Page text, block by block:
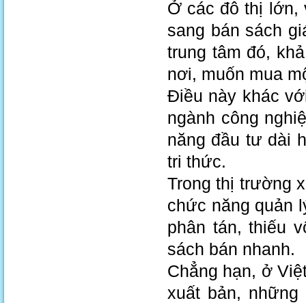
Ở các đô thị lớn,
sang bán sách
trung tâm đó,
nơi, muốn mua
Điều này khác
ngành công
năng đầu tư dài
tri thức.
Trong thị trường
chức năng quản
phân tán, thiếu
sách bán nhanh.
Chẳng hạn, ở
xuất bản,